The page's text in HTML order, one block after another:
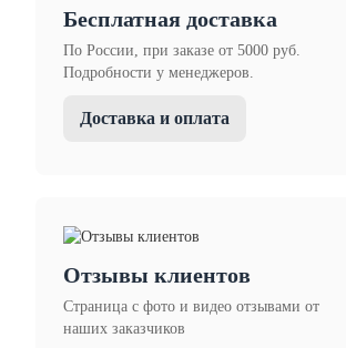
Бесплатная доставка
По России, при заказе от 5000 руб.
Подробности у менеджеров.
Доставка и оплата
Отзывы клиентов
Страница с фото и видео отзывами от
наших заказчиков